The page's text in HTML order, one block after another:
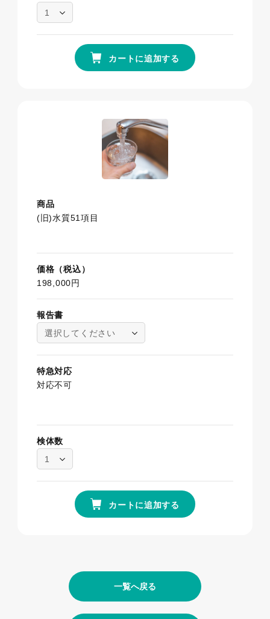
1
カートに追加する
商品
(旧)水質51項目
価格（税込）
198,000円
報告書
選択してください
特急対応
対応不可
検体数
1
カートに追加する
一覧へ戻る